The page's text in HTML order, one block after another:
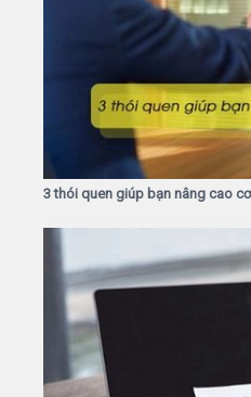
3 thói quen giúp bạn nâng cao